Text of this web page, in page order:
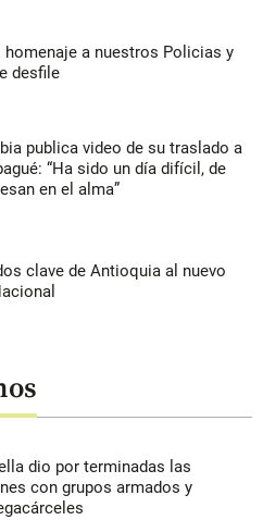
a nuestros Policias y
desfile
publica video de su traslado a
“Ha sido un día difícil, de
en el alma”
clave de Antioquia al nuevo
dio por terminadas las
con grupos armados y